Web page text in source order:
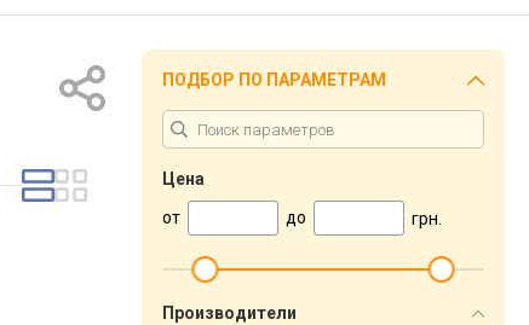
ПОДБОР ПО ПАРАМЕТРАМ
Цена
от
до грн.
Производители